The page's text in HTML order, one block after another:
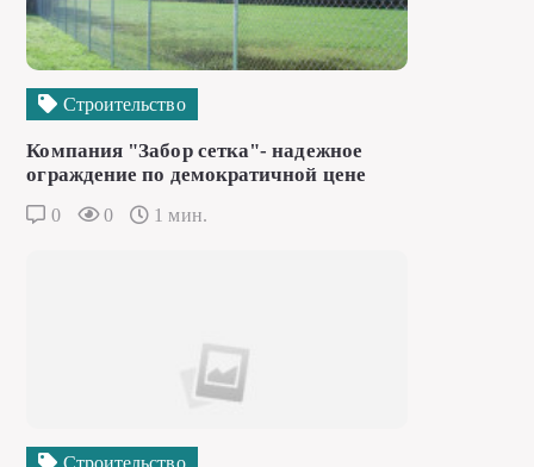
Строительство
Компания "Забор сетка"- надежное
ограждение по демократичной цене
0 0 1 мин.